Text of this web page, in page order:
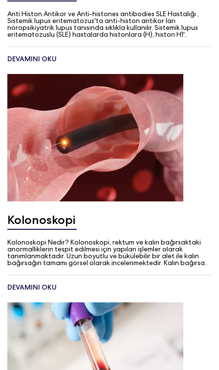
Anti Histon Antikor ve Anti-histones antibodies SLE Hastalığı ,
Sistemik lupus eritematozus'ta anti-histon antikor ları
nöropsikiyatrik lupus tanısında sıklıkla kullanılır. Sistemik lupus
eritematozuslu (SLE) hastalarda histonlara (H), histon H1'..
DEVAMINI OKU
Kolonoskopi
Kolonoskopi Nedir? Kolonoskopi, rektum ve kalın bağırsaktaki
anormalliklerin tespit edilmesi için yapılan işlemler olarak
tanımlanmaktadır. Uzun boyutlu ve bükülebilir bir alet ile kalın
bağırsağın tamamı görsel olarak incelenmektedir. Kalın bağırsa..
DEVAMINI OKU